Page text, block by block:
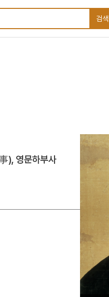
검색어를 입력하세요
검색
), 영문하부사